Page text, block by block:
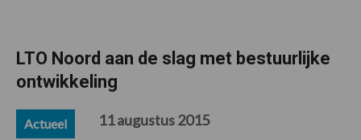
LTO Noord aan de slag met bestuurlijke
ontwikkeling
Actueel 11 augustus 2015